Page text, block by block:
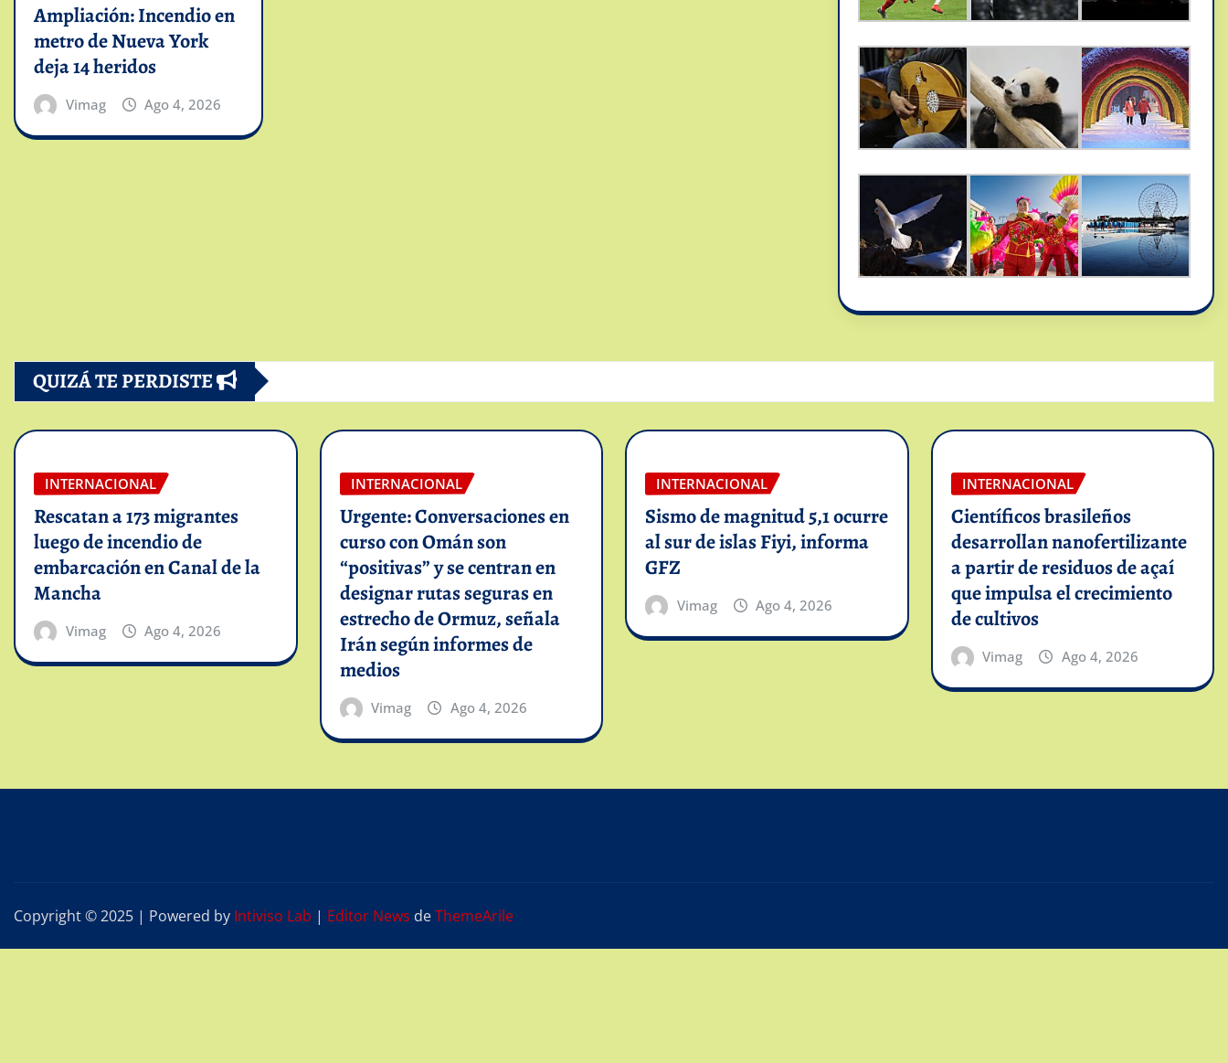
Ampliación: Incendio en
metro de Nueva York
deja 14 heridos
Vimag Ago 4, 2026
QUIZÁ TE PERDISTE
INTERNACIONAL
Rescatan a 173 migrantes
luego de incendio de
embarcación en Canal de la
Mancha
Vimag Ago 4, 2026
INTERNACIONAL
Urgente: Conversaciones en
curso con Omán son
“positivas” y se centran en
designar rutas seguras en
estrecho de Ormuz, señala
Irán según informes de
medios
Vimag Ago 4, 2026
INTERNACIONAL
Sismo de magnitud 5,1 ocurre
al sur de islas Fiyi, informa
GFZ
Vimag Ago 4, 2026
INTERNACIONAL
Científicos brasileños
desarrollan nanofertilizante
a partir de residuos de açaí
que impulsa el crecimiento
de cultivos
Vimag Ago 4, 2026
Copyright © 2025 | Powered by Intiviso Lab | Editor News deThemeArile